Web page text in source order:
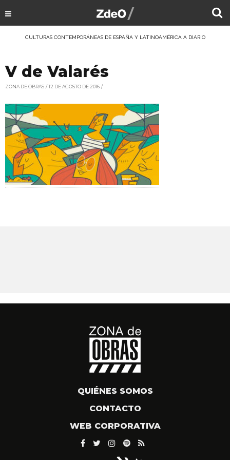
CULTURAS CONTEMPORÁNEAS DE ESPAÑA Y LATINOAMÉRICA A DIARIO
V de Valarés
ZONA DE OBRAS 12 DE AGOSTO DE 2016
QUIÉNES SOMOS
CONTACTO
WEB CORPORATIVA